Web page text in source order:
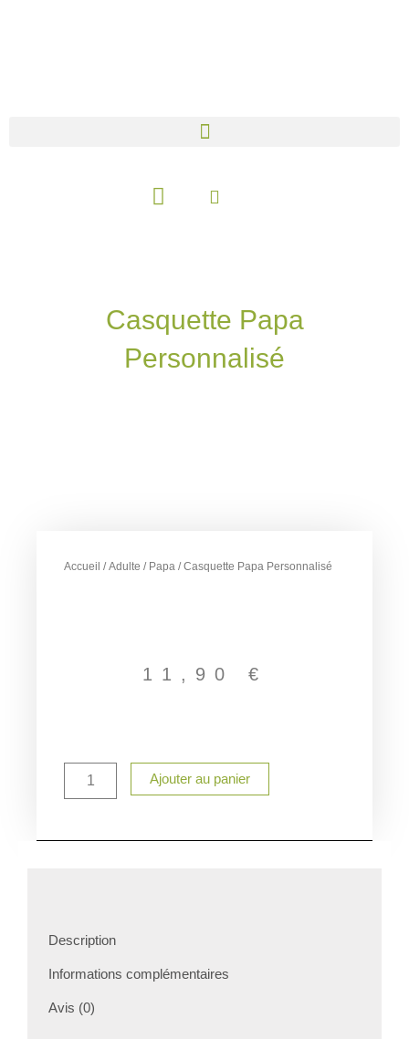
Panier
Casquette Papa
Personnalisé
Accueil /Adulte / Papa / Casquette Papa Personnalisé
11,90 €
Personnalisé
Ajouter au panier
Description
Informations complémentaires
Avis (0)